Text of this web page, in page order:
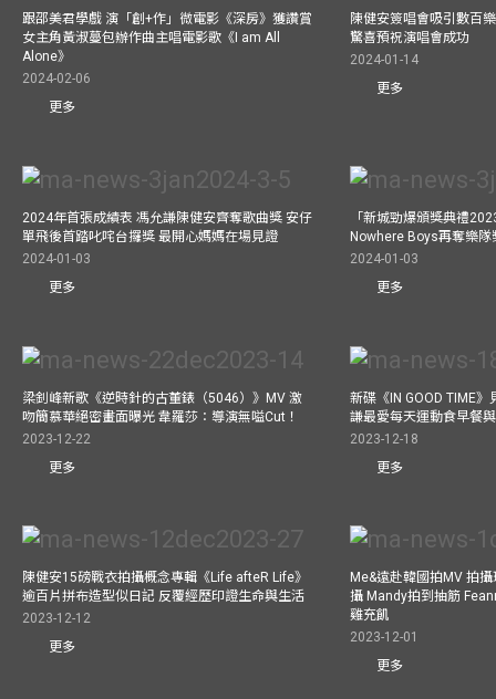
跟邵美君學戲 演「創+作」微電影《深房》獲讚賞
女主角黃淑蔓包辦作曲主唱電影歌《I am All
Alone》
2024-02-06
更多
陳健安簽唱會吸引數百
驚喜預祝演唱會成功
2024-01-14
更多
2024年首張成績表 馮允謙陳健安齊奪歌曲獎 安仔
單飛後首踏叱咤台攞獎 最開心媽媽在場見證
2024-01-03
更多
「新城勁爆頒獎典禮
Nowhere Boys再奪樂
2024-01-03
更多
梁釗峰新歌《逆時針的古董錶（5046）》MV 激
吻簡慕華絕密畫面曝光 韋羅莎：導演無嗌Cut！
2023-12-22
更多
新碟《IN GOOD TIME
謙最愛每天運動食早餐
2023-12-18
更多
陳健安15磅戰衣拍攝概念專輯《Life afteR Life》
逾百片拼布造型似日記 反覆經歷印證生命與生活
2023-12-12
更多
Me&遠赴韓國拍MV 拍
攝 Mandy拍到抽筋
雞充飢
2023-12-01
更多